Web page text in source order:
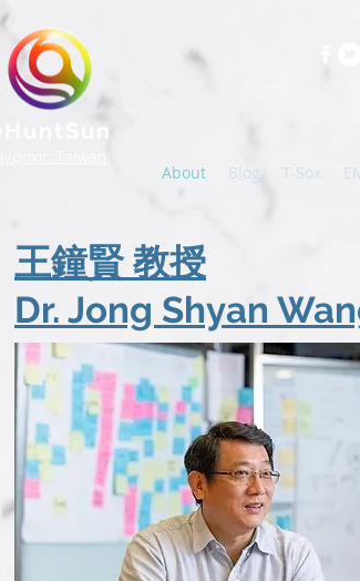
eHuntSun
About Blog T-Sox
王鐘賢 教授
Dr. Jong Shyan